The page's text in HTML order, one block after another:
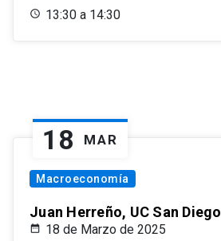
13:30 a 14:30
18 MAR
Macroeconomía
Juan Herreño, UC San Diego
18 de Marzo de 2025